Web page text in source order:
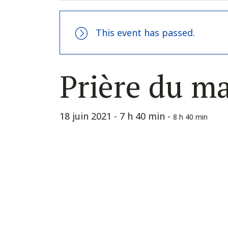
This event has passed.
Prière du
18 juin 2021 - 7 h 40 min - 8 h 40 min